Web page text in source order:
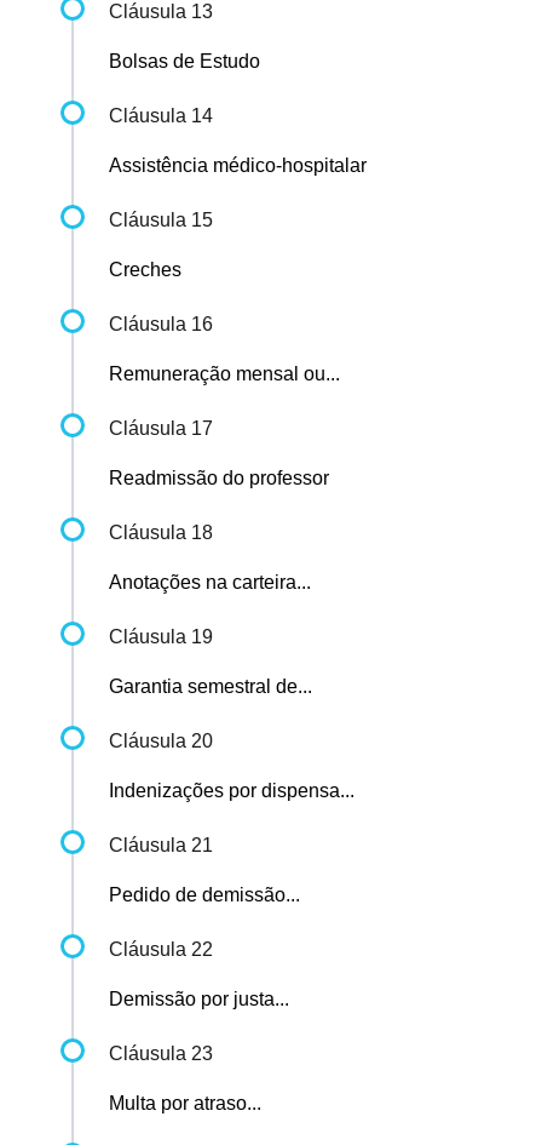
Cláusula 13
Bolsas de Estudo
Cláusula 14
Assistência médico-hospitalar
Cláusula 15
Creches
Cláusula 16
Remuneração mensal ou...
Cláusula 17
Readmissão do professor
Cláusula 18
Anotações na carteira...
Cláusula 19
Garantia semestral de...
Cláusula 20
Indenizações por dispensa...
Cláusula 21
Pedido de demissão...
Cláusula 22
Demissão por justa...
Cláusula 23
Multa por atraso...